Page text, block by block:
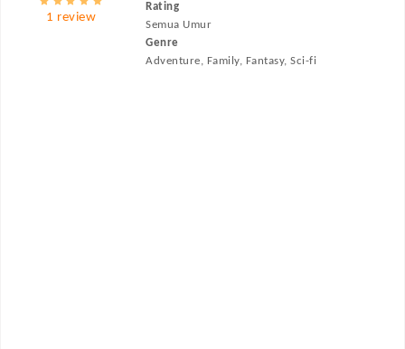
1 review
Rating
Semua Umur
Genre
Adventure, Family, Fantasy, Sci-fi